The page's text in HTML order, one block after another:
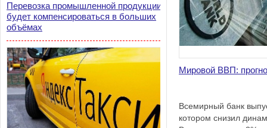
Перевозка промышленной продукции
будет компенсироваться в больших
объёмах
Мировой ВВП:
Всемирный банк
котором снизил